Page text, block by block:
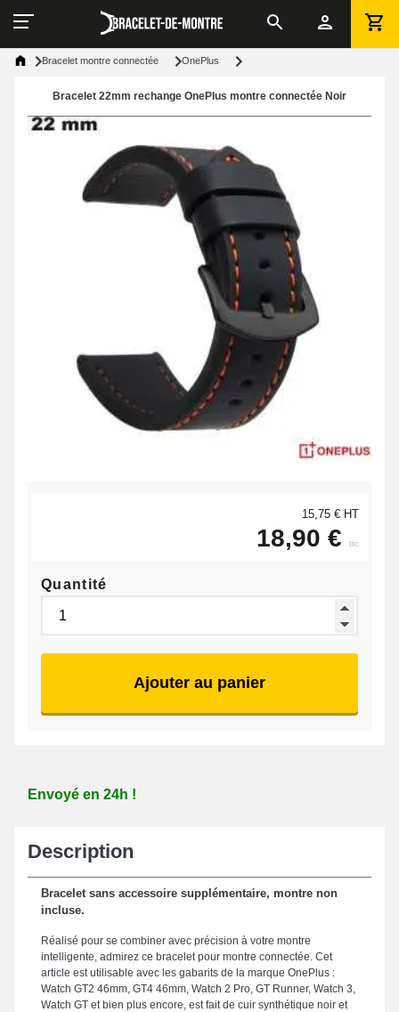
Bracelet montre connectée OnePlus
Bracelet 22mm rechange OnePlus montre connectée Noir
15,75 € HT
18,90 € ttc
Quantité
Ajouter au panier
Envoyé en 24h !
Description
Bracelet sans accessoire supplémentaire, montre non
incluse.
Réalisé pour se combiner avec précision à votre montre
intelligente, admirez ce bracelet pour montre connectée. Cet
article est utilisable avec les gabarits de la marque OnePlus :
Watch GT2 46mm, GT4 46mm, Watch 2 Pro, GT Runner, Watch 3,
Watch GT et bien plus encore, est fait de cuir synthétique noir et